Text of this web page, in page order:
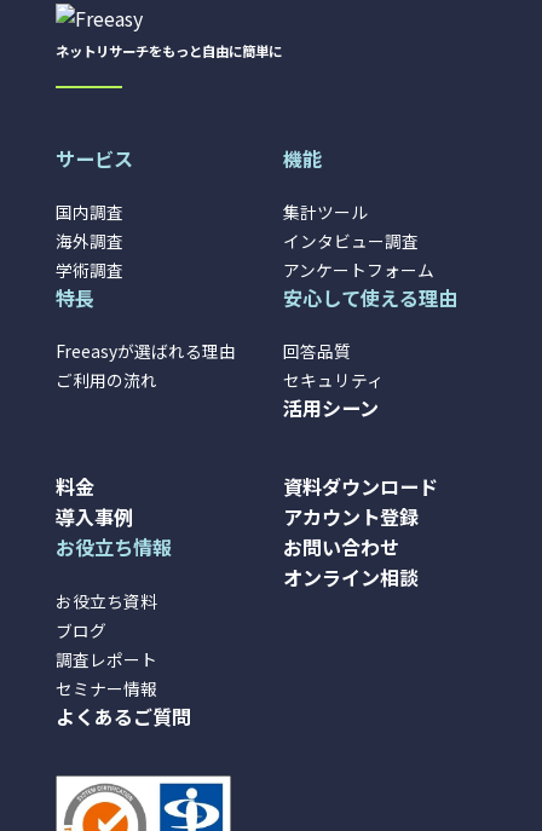
ネットリサーチをもっと自由に簡単に
サービス
国内調査
海外調査
学術調査
特長
Freeasyが選ばれる理由
ご利用の流れ
機能
集計ツール
インタビュー調査
アンケートフォーム
安心して使える理由
回答品質
セキュリティ
活用シーン
料金
導入事例
お役立ち情報
お役立ち資料
ブログ
調査レポート
セミナー情報
よくあるご質問
資料ダウンロード
アカウント登録
お問い合わせ
オンライン相談